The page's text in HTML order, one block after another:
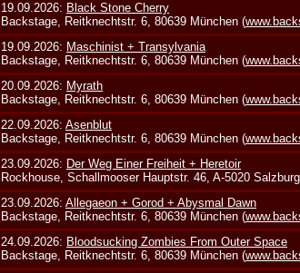
19.09.2026: Black Stone Cherry
Backstage, Reitknechtstr. 6, 80639 München (
19.09.2026: Maschinist + Transylvania
Backstage, Reitknechtstr. 6, 80639 München (
20.09.2026: Myrath
Backstage, Reitknechtstr. 6, 80639 München (
22.09.2026:Asenblut
Backstage, Reitknechtstr. 6, 80639 München (
23.09.2026: Der Weg Einer Freiheit + Heretoir
Rockhouse, Schallmooser Hauptstr. 46, A-5020
23.09.2026:Allegaeon + Gorod + Abysmal Dawn
Backstage, Reitknechtstr. 6, 80639 München (
24.09.2026: Bloodsucking Zombies From Outer Space
Backstage, Reitknechtstr. 6, 80639 München (